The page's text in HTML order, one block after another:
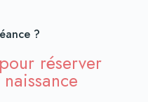
?
réserver